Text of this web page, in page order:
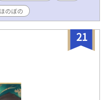
ほのぼの
21